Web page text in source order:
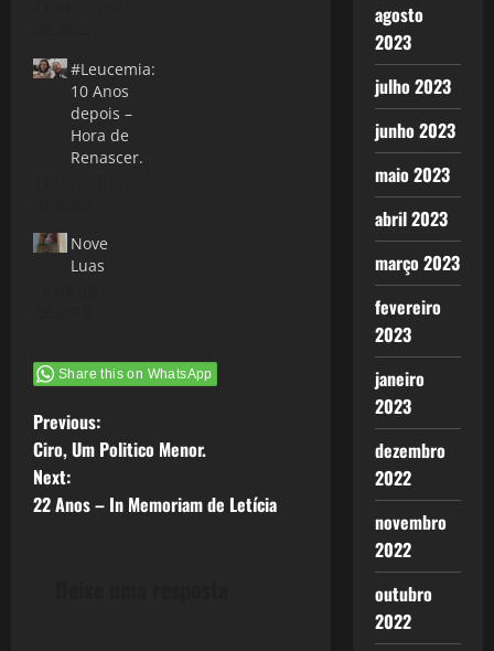
#Leucemia:
10 Anos
depois –
Hora de
Renascer.
Nove
Luas
Share this on WhatsApp
P
o
s
Previous:
Ciro, Um Politico Menor.
Next:
22 Anos – In Memoriam de Letícia
agosto
2023
julho 2023
junho 2023
maio 2023
abril 2023
março 2023
fevereiro
2023
janeiro
2023
dezembro
2022
novembro
2022
outubro
2022